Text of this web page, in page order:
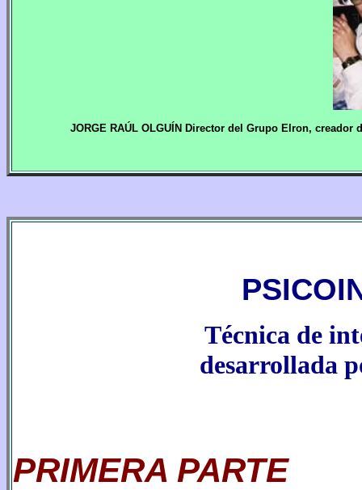
JORGE RAÚL OLGUÍN Director del Grupo Elron,
Técnica de
desarrollada
PRIMERA PARTE